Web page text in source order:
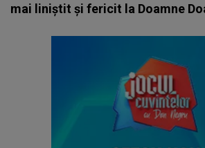
mai liniștit și fericit la Doamne